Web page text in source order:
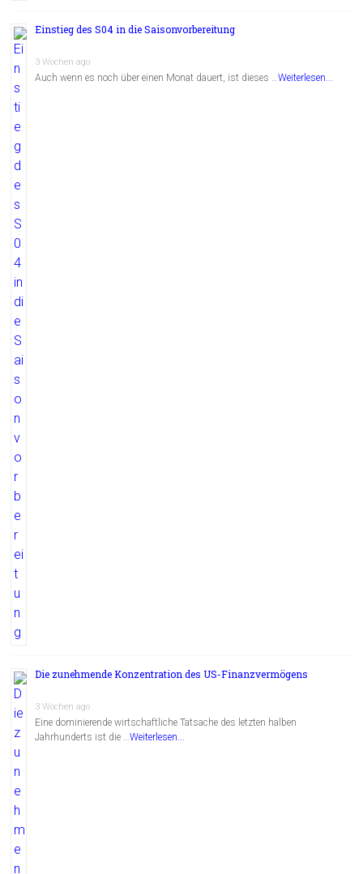
Einstieg des S04 in die Saisonvorbereitung
3 Wochen ago
Auch wenn es noch über einen Monat dauert, ist dieses …Weiterlesen...
Die zunehmende Konzentration des US-Finanzvermögens
3 Wochen ago
Eine dominierende wirtschaftliche Tatsache des letzten halben
Jahrhunderts ist die …Weiterlesen...